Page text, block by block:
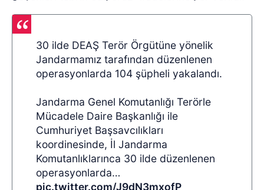
30 ilde DEAŞ Terör Örgütüne yönelik
Jandarmamız tarafından düzenlenen
operasyonlarda 104 şüpheli yakalandı.
Jandarma Genel Komutanlığı Terörle
Mücadele Daire Başkanlığı ile
Cumhuriyet Başsavcılıkları
koordinesinde, İl Jandarma
Komutanlıklarınca 30 ilde düzenlenen
operasyonlarda…
pic.twitter.com/J9dN3mxofP